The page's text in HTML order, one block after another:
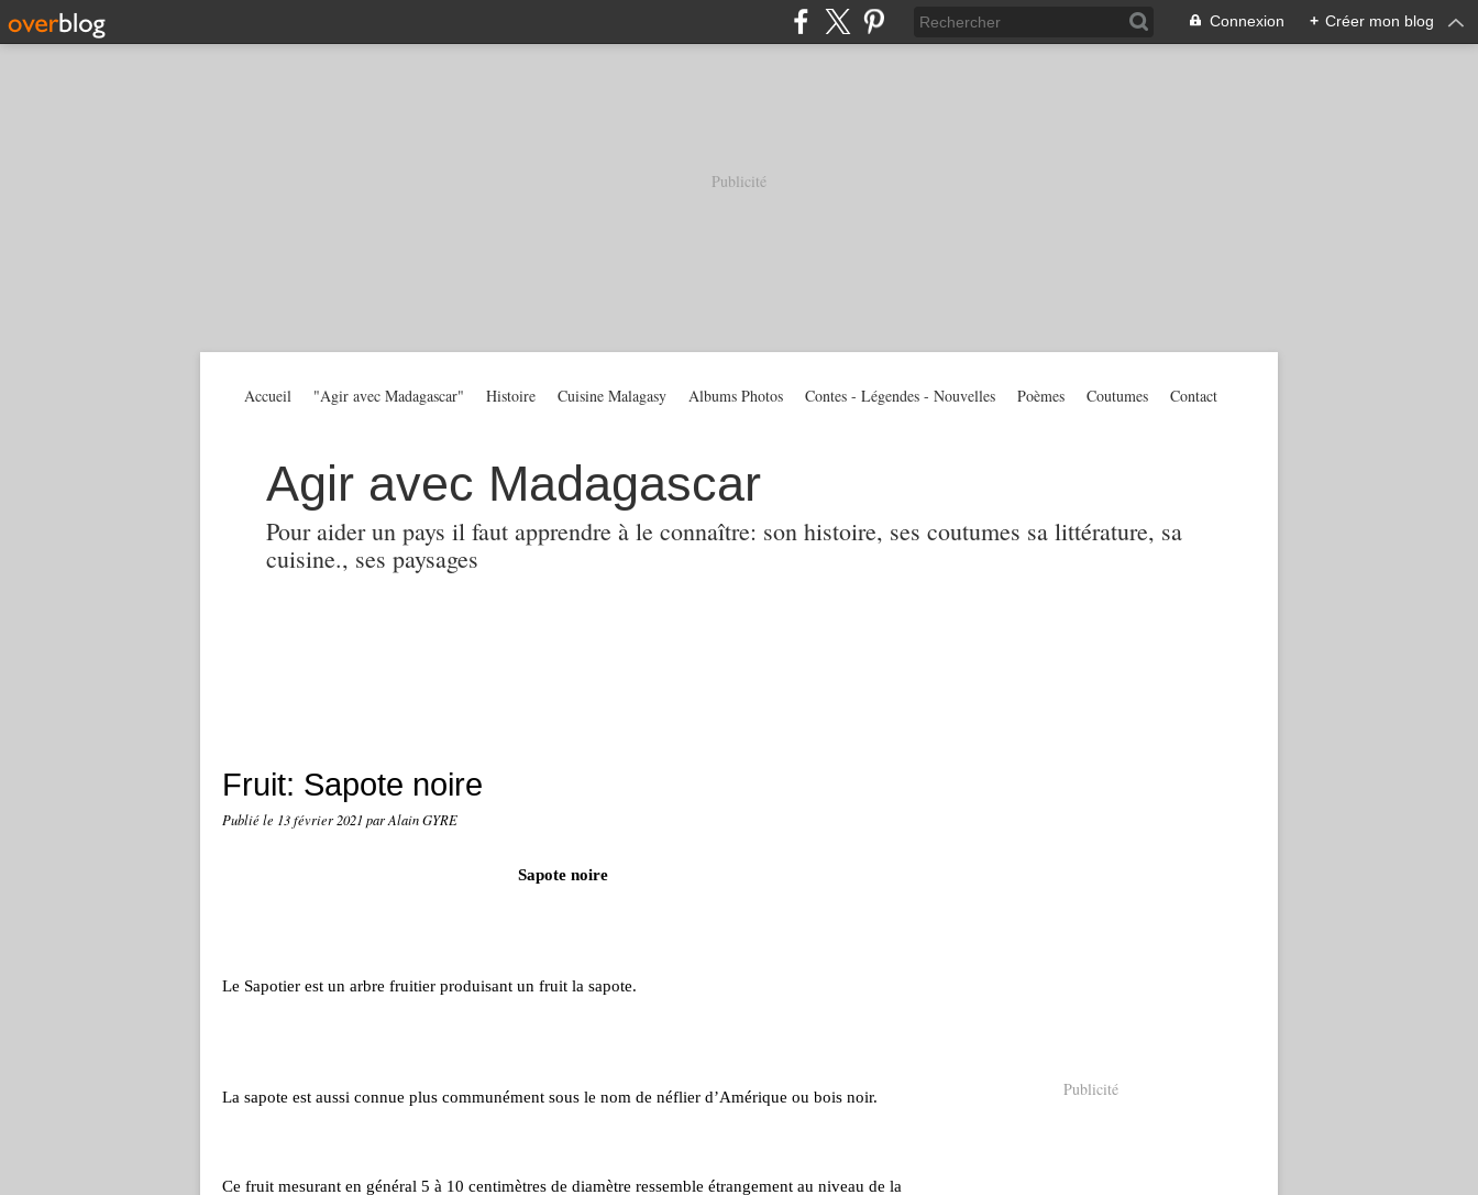
Connexion + Créer mon blog
Publicité
Agir avec Madagascar
Pour aider un pays il faut apprendre à le connaître: son histoire, ses coutumes sa littérature, sa
cuisine., ses paysages
Accueil "Agir avec Madagascar" Histoire Cuisine Malagasy Albums Photos Contes - Légendes - Nouvelles Poèmes Coutumes Contact
Fruit: Sapote noire
Publié le 13 février 2021par Alain GYRE
Sapote noire
Le Sapotier est un arbre fruitier produisant un fruit la sapote.
La sapote est aussi connue plus communément sous le nom de néflier d’Amérique ou bois noir.
Ce fruit mesurant en général 5 à 10 centimètres de diamètre ressemble étrangement au niveau de la
Publicité